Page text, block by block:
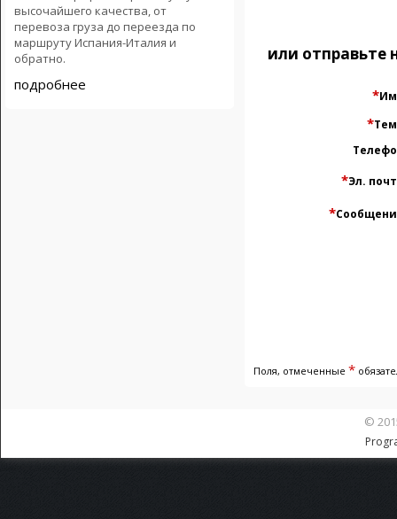
высочайшего качества, от
перевоза груза до переезда по
маршруту Испания-Италия и
обратно.
подробнее
или
*
*
*Эл.
*
Поля, отмеченные *
©